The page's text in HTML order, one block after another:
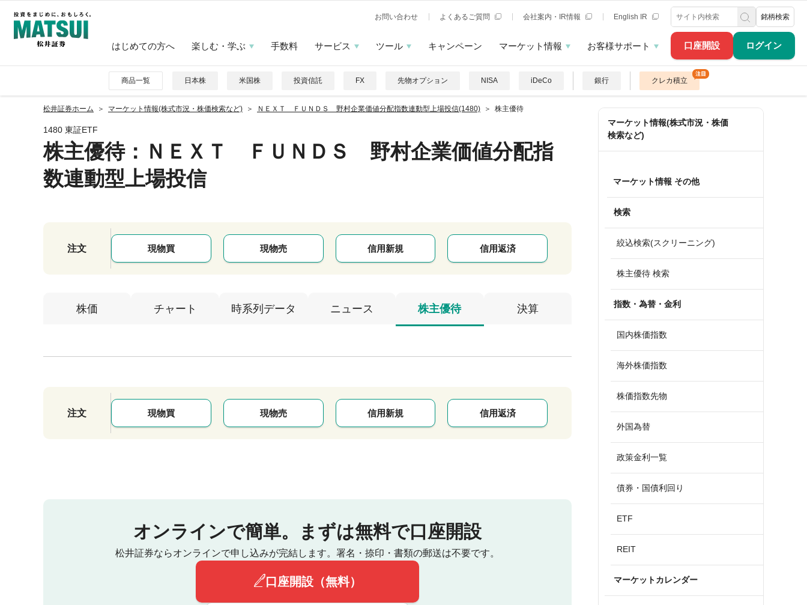
口座開設 ログイン
お問い合わせ よくあるご質問 会社案内・IR情報 English IR 銘柄検索
はじめての方へ 楽しむ・学ぶ 手数料 サービス ツール キャンペーン マーケット情報 お客様サポート
商品一覧 日本株 米国株 投資信託 FX 先物オプション NISA iDeCo 銀行 クレカ積立
松井証券ホーム マーケット情報(株式市況・株価検索など) ＮＥＸＴ ＦＵＮＤＳ 野村企業価値分配指数連動型上場投信(1480) 株主優待
1480 東証ETF
株主優待：ＮＥＸＴ ＦＵＮＤＳ 野村企業価値分配指
数連動型上場投信
注文 現物買 現物売 信用新規 信用返済
株価 チャート 時系列データ ニュース 株主優待 決算
注文 現物買 現物売 信用新規 信用返済
オンラインで簡単。 まずは無料で口座開設
松井証券ならオンラインで申し込みが完結します。 署名・捺印・書類の郵送は不要です。
口座開設（無料）
マーケット情報(株式市況・株価
検索など)
マーケット情報 その他
検索
絞込検索(スクリーニング)
株主優待 検索
指数・為替・金利
国内株価指数
海外株価指数
株価指数先物
外国為替
政策金利一覧
債券・国債利回り
ETF
REIT
マーケットカレンダー